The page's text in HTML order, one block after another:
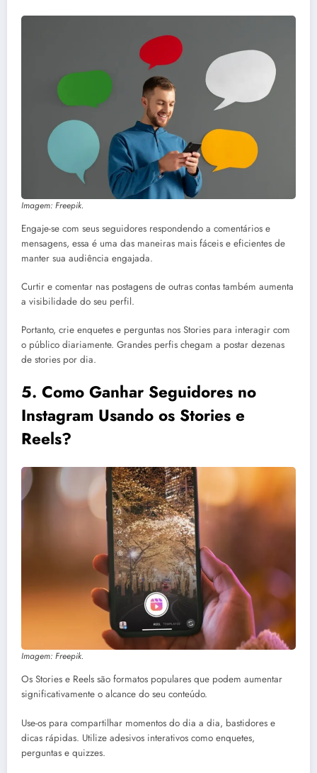
Imagem: Freepik.
Engaje-se com seus seguidores respondendo a comentários e
mensagens, essa é uma das maneiras mais fáceis e eficientes de
manter sua audiência engajada.
Curtir e comentar nas postagens de outras contas também aumenta
a visibilidade do seu perfil.
Portanto, crie enquetes e perguntas nos Stories para interagir com
o público diariamente. Grandes perfis chegam a postar dezenas
de stories por dia.
5. Como Ganhar Seguidores no
Instagram Usando os Stories e
Reels?
Imagem: Freepik.
Os Stories e Reels são formatos populares que podem aumentar
significativamente o alcance do seu conteúdo.
Use-os para compartilhar momentos do dia a dia, bastidores e
dicas rápidas. Utilize adesivos interativos como enquetes,
perguntas e quizzes.